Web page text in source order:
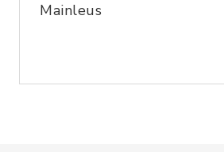
Mainleus